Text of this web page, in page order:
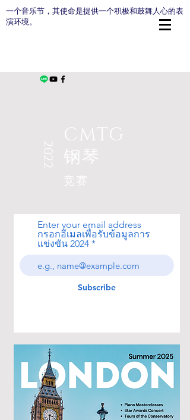
一个音乐节，其使命是提供一个积极和鼓舞人心的表
演环境。
CMTG
钢琴
竞赛
2022
Enter your email address
กรอกอีเมลเพื่อรับข้อมูลการ
แข่งขัน 2024
Subscribe